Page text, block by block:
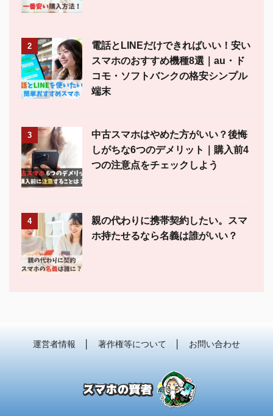
2
電話とLINEだけできればいい！安い
スマホのおすすめ機種8選｜au・ド
コモ・ソフトバンクの格安シンプル
端末
3
中古スマホはやめた方がいい？後悔
しがちな6つのデメリット｜購入前4
つの注意点をチェックしよう
4
親の代わりに携帯契約したい。スマ
ホ持たせるなら名義は誰がいい？
運営者情報 著作権等について お問い合わせ